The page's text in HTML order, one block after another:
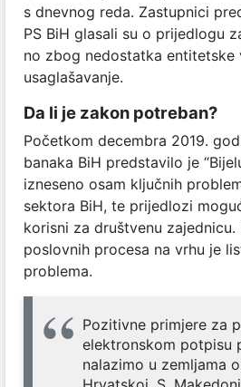
s dnevnog reda. Zastupnici
PS BiH glasali su o prijedlogu
no zbog nedostatka entitetske
usaglašavanje.
Da li je zakon potreban?
Početkom decembra 2019.
banaka BiH predstavilo je
izneseno osam ključnih
sektora BiH, te prijedlozi
korisni za društvenu
poslovnih procesa na vrhu je
problema.
Pozitivne primjere za
elektronskom potpisu
nalazimo u zemljama